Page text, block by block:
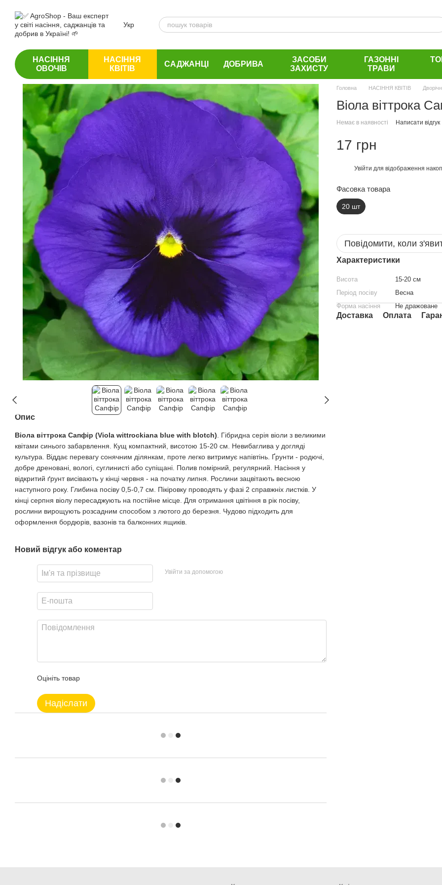
Укр
НАСІННЯ
ОВОЧІВ
НАСІННЯ
КВІТІВ
САДЖАНЦІ ДОБРИВА
ЗАСОБИ
ЗАХИСТУ
ГАЗОННІ
ТРАВИ
Опис
Віола віттрока Сапфір (Viola wittrockiana blue with blotch) . Гібридна серія віоли з великими
квітами синього забарвлення. Кущ компактний, висотою 15-20 см. Невибаглива у догляді
культура. Віддає перевагу сонячним ділянкам, проте легко витримує напівтінь. Ґрунти - родючі,
добре дреновані, вологі, суглинисті або супіщані. Полив помірний, регулярний. Насіння у
відкритий ґрунт висівають у кінці червня - на початку липня. Рослини зацвітають весною
наступного року. Глибина посіву 0,5-0,7 см. Пікіровку проводять у фазі 2 справжніх листків. У
кінці серпня віолу пересаджують на постійне місце. Для отримання цвітіння в рік посіву,
рослини вирощують розсадним способом з лютого до березня. Чудово підходить для
оформлення бордюрів, вазонів та балконних ящиків.
Новий відгук або коментар
Увійти за допомогою
Оцініть товар
Надіслати
Головна НАСІННЯ КВІТІВ
Віола віттрока
Немає в наявності Написати відгук
17 грн
Увійти для відображення
Фасовка товара
20 шт
Повідомити, коли
Характеристики
Висота
15-20 см
Період посіву
Весна
Форма насіння
Не дражоване
Доставка Оплата